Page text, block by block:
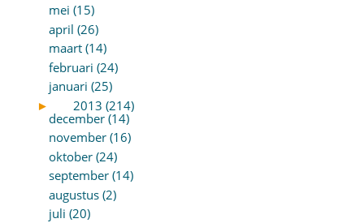
mei (15)
april (26)
maart (14)
februari (24)
januari (25)
►
2013 (214)
december (14)
november (16)
oktober (24)
september (14)
augustus (2)
juli (20)